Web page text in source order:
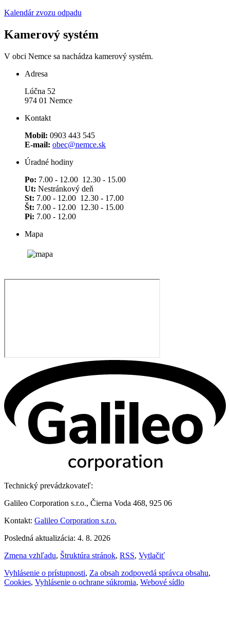
Kalendár zvozu odpadu
Kamerový systém
V obci Nemce sa nachádza kamerový systém.
Adresa
Lúčna 52
974 01 Nemce
Kontakt
Mobil: 0903 443 545
E-mail: obec@nemce.sk
Úradné hodiny
Po: 7.00 - 12.00 12.30 - 15.00
Ut: Nestránkový deň
St: 7.00 - 12.00 12.30 - 17.00
Št: 7.00 - 12.00 12.30 - 15.00
Pi: 7.00 - 12.00
Mapa
Technický prevádzkovateľ:
Galileo Corporation s.r.o., Čierna Voda 468, 925 06
Kontakt: Galileo Corporation s.r.o.
Posledná aktualizácia: 4. 8. 2026
Zmena vzhľadu, Štruktúra stránok, RSS, Vytlačiť
Vyhlásenie o prístupnosti, Za obsah zodpovedá správca obsahu,
Cookies, Vyhlásenie o ochrane súkromia, Webové sídlo